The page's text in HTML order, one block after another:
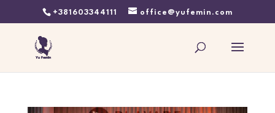
+381603344111 office@yufemin.com